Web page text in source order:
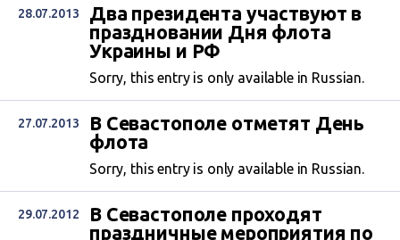
28.07.2013
Два президента участвуют в
праздновании Дня флота
Украины и РФ
Sorry, this entry is only available in Russian.
27.07.2013
В Севастополе отметят День
флота
Sorry, this entry is only available in Russian.
29.07.2012
В Севастополе проходят
праздничные мероприятия по